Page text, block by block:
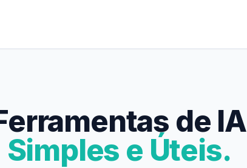
de IA
Simples e Úteis.